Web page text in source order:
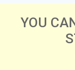
YOU